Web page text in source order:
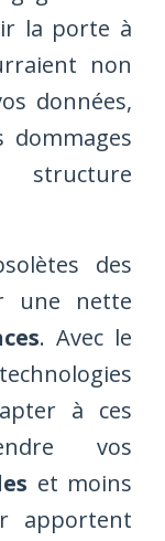
la porte à
non
données,
dommages
structure
des
une nette
. Avec le
à ces
vos
et moins
apportent